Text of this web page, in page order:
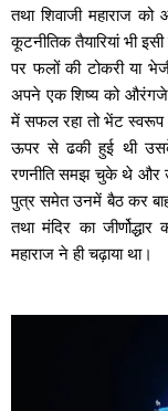
तथा शिवाजी महाराज
कूटनीतिक तैयारियां भी
पर फलों की टोकरी या
अपने एक शिष्य को
में सफल रहा तो भेंट स्वरूप
ऊपर से ढकी हुई थी उसके
रणनीति समझ चुके थे और
पुत्र समेत उनमें बैठ कर
तथा मंदिर का
महाराज ने ही चढ़ाया था।